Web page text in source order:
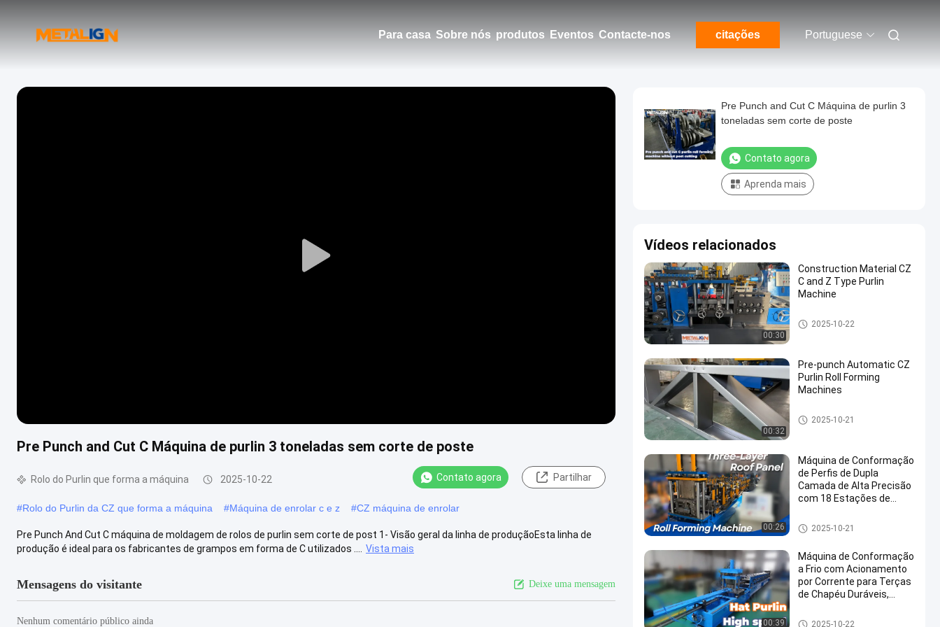
Para casa Sobre nós produtos Eventos Contacte-nos citações Portuguese
Play
Pre Punch and Cut C Máquina de purlin 3 toneladas sem corte de poste
Rolo do Purlin que forma a máquina 2025-10-22 Contato agora Partilhar
#Rolo do Purlin da CZ que forma a máquina #Máquina de enrolar c e z #CZ máquina de enrolar
Pre Punch And Cut C máquina de moldagem de rolos de purlin sem corte de post 1- Visão geral da linha de produçãoEsta linha de
produção é ideal para os fabricantes de grampos em forma de C utilizados ....
Vista mais
Mensagens do visitante Deixe uma mensagem
Nenhum comentário público ainda
Pre Punch and Cut C Máquina de purlin 3
toneladas sem corte de poste
Contato agora
Aprenda mais
Vídeos relacionados
00:30
Construction Material CZ
C and Z Type Purlin
Machine
Rolo do Purlin que forma a má
quina
2025-10-22
00:32
Pre-punch Automatic CZ
Purlin Roll Forming
Machines
Rolo do Purlin que forma a má
quina
2025-10-21
00:26
Máquina de Conformação
de Perfis de Dupla
Camada de Alta Precisão
com 18 Estações de
5,5Kw
Rolo do Purlin que forma a má
quina
2025-10-21
00:39
Máquina de Conformação
a Frio com Acionamento
por Corrente para Terças
de Chapéu Duráveis,
Saída de Alta Precisão
Rolo do Purlin que forma a má
2025-10-22